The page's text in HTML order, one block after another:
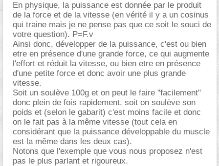
En physique, la puissance est donnée par le produit
de la force et de la vitesse (en vérité il y a un cosinus
qui traine mais je ne pense pas que ce soit le souci de
votre question). P=F.v
Ainsi donc, développer de la puissance, c'est ou bien
etre en présence d'une grande force, ce qui augmente
l'effort et réduit la vitesse, ou bien etre en présence
d'une petite force et donc avoir une plus grande
vitesse.
Soit un soulève 100g et on peut le faire "facilement"
donc plein de fois rapidement, soit on soulève son
poids et (selon le gabarit) c'est moins facile et donc
on le fait pas à la même vitesse (tout cela en
considérant que la puissance développable du muscle
est la même dans les deux cas).
Notons que l'exemple que vous nous proposez n'est
pas le plus parlant et rigoureux.